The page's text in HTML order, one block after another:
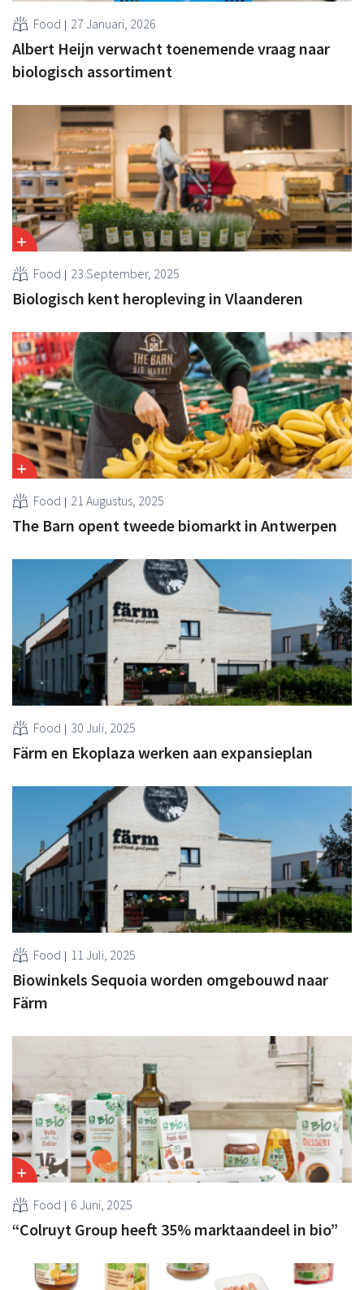
Food 27 Januari, 2026
Albert Heijn verwacht toenemende vraag naar
biologisch assortiment
Food 23 September, 2025
Biologisch kent heropleving in Vlaanderen
Food 21 Augustus, 2025
The Barn opent tweede biomarkt in Antwerpen
Food 30 Juli, 2025
Färm en Ekoplaza werken aan expansieplan
Food 11 Juli, 2025
Biowinkels Sequoia worden omgebouwd naar
Färm
Food 6 Juni, 2025
“Colruyt Group heeft 35% marktaandeel in bio”